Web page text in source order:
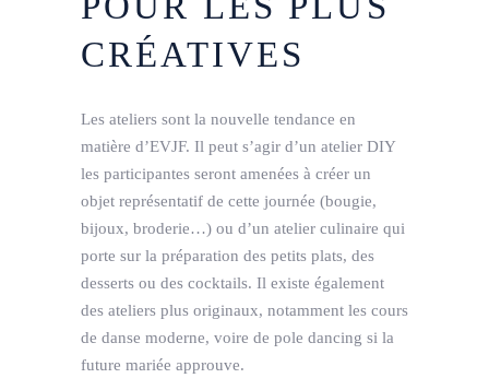
CRÉATIVES
Les ateliers sont la nouvelle tendance en
matière d’EVJF. Il peut s’agir d’un atelier DIY
les participantes seront amenées à créer un
objet représentatif de cette journée (bougie,
bijoux, broderie…) ou d’un atelier culinaire qui
porte sur la préparation des petits plats, des
desserts ou des cocktails. Il existe également
des ateliers plus originaux, notamment les cours
de danse moderne, voire de pole dancing si la
future mariée approuve.